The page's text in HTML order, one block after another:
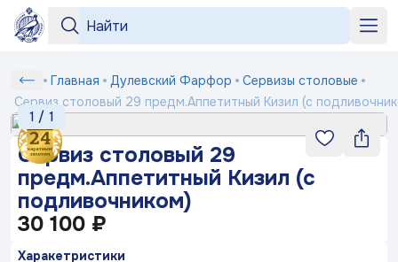
Номер телефона
Получить код
Заполняя и отправляя форму, вы соглашаетесь
c политикой конфиденциальности
Подтверждение
Отмена
Подтвердить
Под заказ
Товар
ФИО
Телефон*
Белый
фарфор
Серия
посуды
Маша
выбирает
жениха
посуды
Серии
Любимый
рецепт
«Яблони
в цвету»
«Английская
деревня»
+7 964 552-99-84
shop2@dfz.ru
Как заказать
Доставка и оплата
Контакты
Блог
Сервиз
столовый
29
предм.Аппетитный
Кизил
подливочником)
Главная Дулевский Фарфор
Сервизы столовые
Сервиз столовый 29 предм.Аппетитный Кизил (с
1 / 1
Сервиз столовый 29
предм.Аппетитный Кизил (с
подливочником)
30 100 ₽
Харакетристики